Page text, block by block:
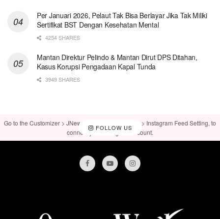
Per Januari 2026, Pelaut Tak Bisa Berlayar Jika Tak Miliki
Sertifikat BST Dengan Kesehatan Mental
4254 SHARES
Mantan Direktur Pelindo & Mantan Dirut DPS Ditahan,
Kasus Korupsi Pengadaan Kapal Tunda
3949 SHARES
FOLLOW US
Go to the Customizer > JNews : Social, Like & View > Instagram Feed Setting, to
connect your Instagram account.